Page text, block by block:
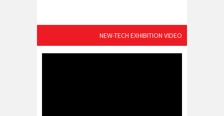
NEW-TECH EXHIBITION VIDEO